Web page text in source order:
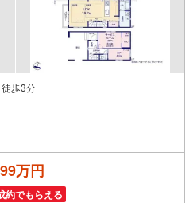
歩3分
万円
約でもらえる